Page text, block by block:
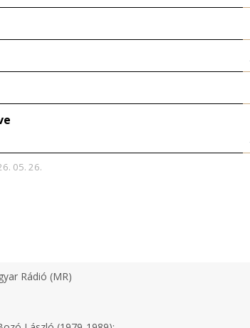
05. 26.
Rádió (MR)